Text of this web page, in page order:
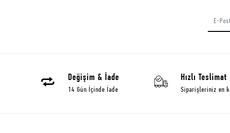
Değişim & İade
14 Gün İçinde İade
Hızlı Teslimat
Siparişleriniz en